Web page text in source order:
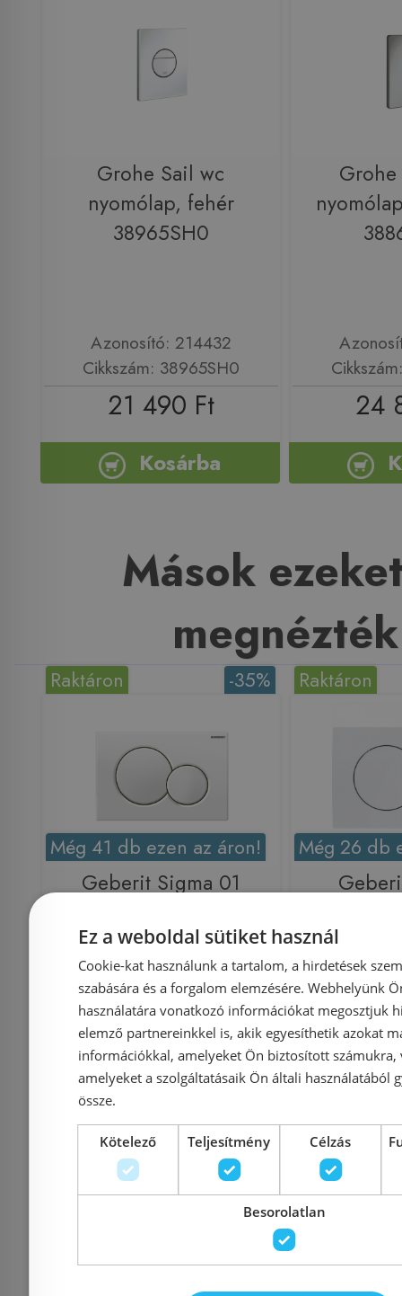
Grohe Sail wc
nyomólap, fehér
38965SH0
Azonosító: 214432
Cikkszám: 38965SH0
21 490 Ft
Kosárba
Grohe
24
Mások
megnézték
-35%
Raktáron
Még 41 db ezen az áron!
Geberit Sigma 01
(fehér, #115.770.11.5)
Azonosító: 131908
Cikkszám: 115.770.11.5
17 250 Ft
Kosárba
Raktáron
Még 26 db
Ez a weboldal sütiket használ
Cookie-kat használunk a tartalom, a hirdetések
szabására és a forgalom elemzésére. Webhelyünk
használatára vonatkozó információkat megosztjuk
elemző partnereinkkel is, akik egyesíthetik azokat
információkkal, amelyeket Ön biztosított számukra,
amelyeket a szolgáltatásaik Ön általi használatából
össze.
Kötelező Teljesítmény Célzás
Besorolatlan